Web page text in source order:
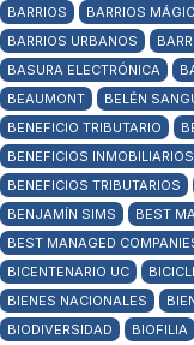
BARRIOS
BARRIOS
BARRIOS URBANOS
BASURA ELECTRÓNICA
BEAUMONT
BELÉN
BENEFICIO TRIBUTARIO
BENEFICIOS INMOBILIARIOS
BENEFICIOS TRIBUTARIOS
BENJAMÍN SIMS
BEST
BEST MANAGED
BICENTENARIO UC
BIENES NACIONALES
BIODIVERSIDAD
BIOFILIA